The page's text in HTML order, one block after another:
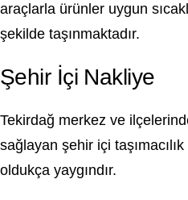
araçlarla ürünler uygun
şekilde taşınmaktadır.
Şehir İçi Nakliye
Tekirdağ merkez ve
sağlayan şehir içi
oldukça yaygındır.